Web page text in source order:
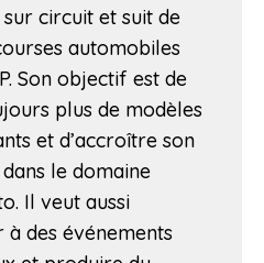
circuit et suit de
automobiles
Son objectif est de
plus de modèles
et d’accroître son
le domaine
Il veut aussi
des événements